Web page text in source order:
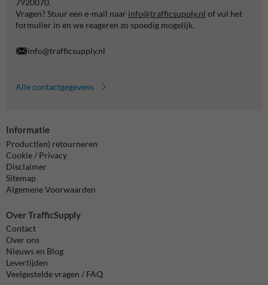
Vragen? Stuur een e-mail naar info@trafficsupply.nl of vul het
formulier in en we reageren zo spoedig mogelijk.
info@trafficsupply.nl
Alle contactgegevens
Informatie
Product(en) retourneren
Cookie / Privacy
Disclaimer
Sitemap
Algemene Voorwaarden
Over TrafficSupply
Contact
Over ons
Nieuws en Blog
Levertijden
Veelgestelde vragen / FAQ